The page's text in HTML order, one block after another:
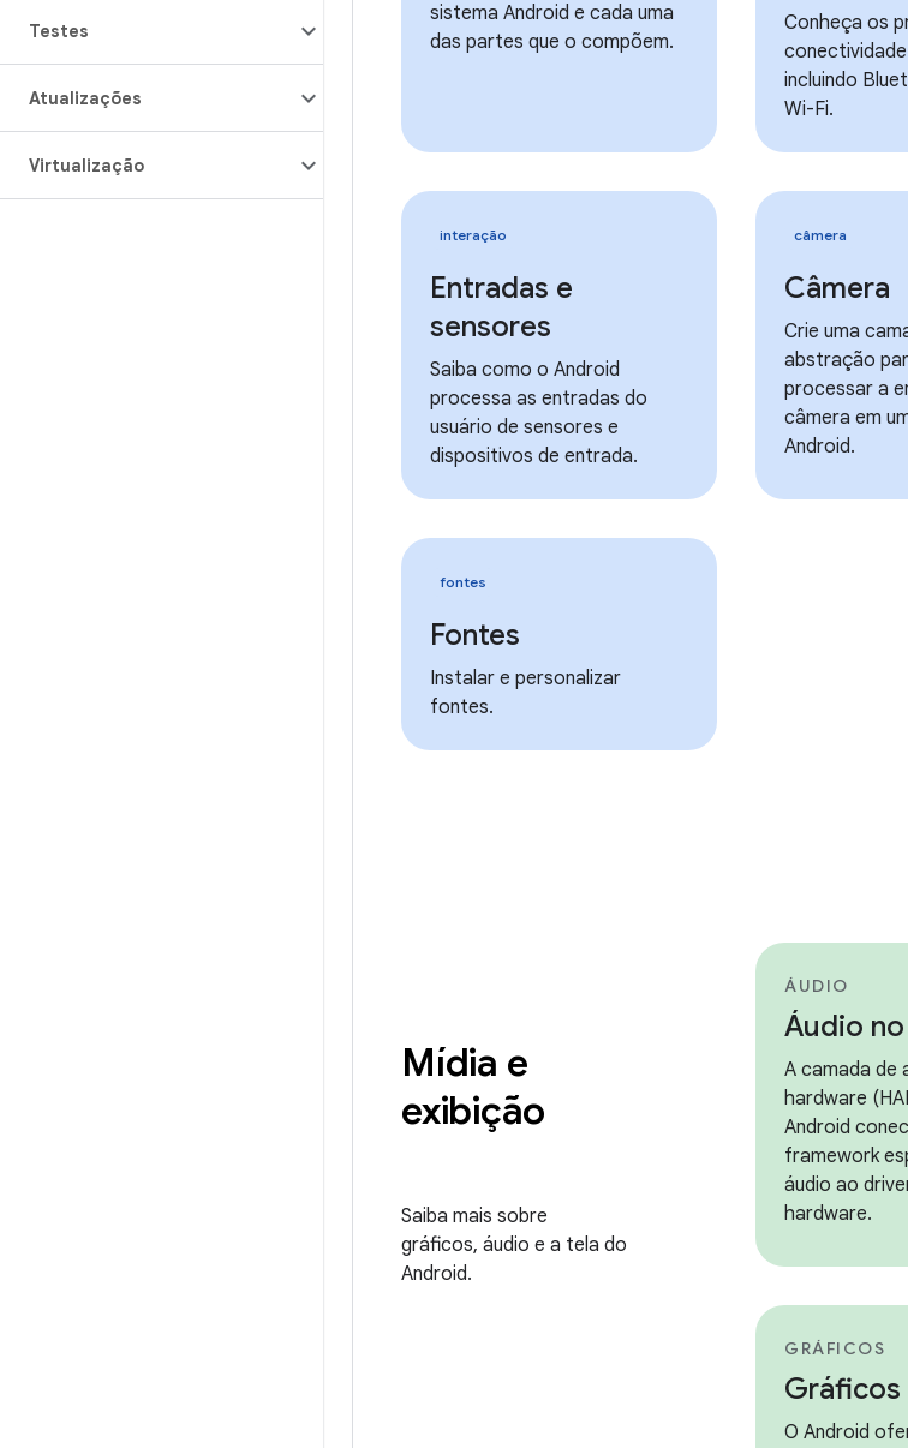
Testes
Atualizações
Virtualização
sistema Android e cada uma
das partes que o compõem.
Conheça os
incluindo
Wi-Fi.
interação
Entradas e
sensores
Saiba como o Android
processa as entradas do
usuário de sensores e
dispositivos de entrada.
câmera
Câmera
Crie uma
abstração
processar a
câmera em
Android.
fontes
Fontes
Instalar e personalizar
fontes.
Mídia e
exibição
Saiba mais sobre
gráficos, áudio e a tela do
Android.
ÁUDIO
Áudio
A camada de
hardware
Android
framework
áudio ao
hardware.
GRÁFICOS
Gráficos
O Android